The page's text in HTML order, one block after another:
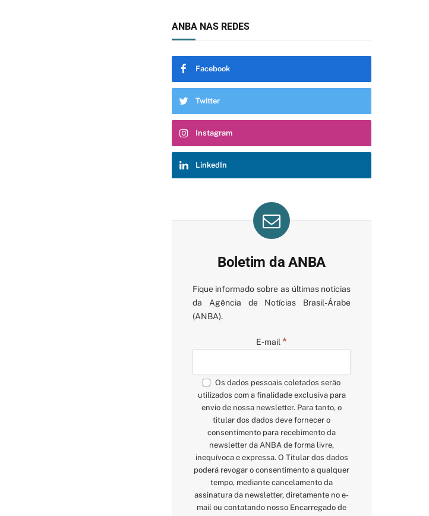
ANBA NAS REDES
Facebook
Twitter
Instagram
LinkedIn
Boletim da ANBA
Fique informado sobre as últimas notícias
da Agência de Notícias Brasil-Árabe
(ANBA).
E-mail *
Os dados pessoais coletados serão
utilizados com a finalidade exclusiva para
envio de nossa newsletter. Para tanto, o
titular dos dados deve fornecer o
consentimento para recebimento da
newsletter da ANBA de forma livre,
inequívoca e expressa. O Titular dos dados
poderá revogar o consentimento a qualquer
tempo, mediante cancelamento da
assinatura da newsletter, diretamente no e-
mail ou contatando nosso Encarregado de